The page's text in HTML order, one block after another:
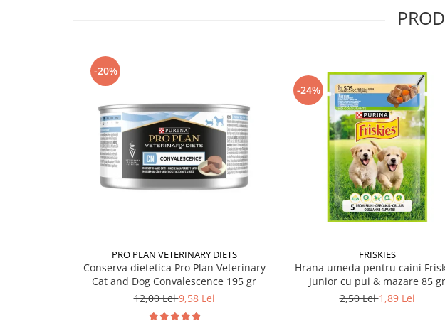
-20%
PRO PLAN VETERINARY DIETS
Conserva dietetica Pro Plan Veterinary
Cat and Dog Convalescence 195 gr
12,00 Lei9,58 Lei
-24%
FRISKIES
Hrana umeda pentru caini
Junior cu pui & mazare 85 gr
2,50 Lei1,89 Lei